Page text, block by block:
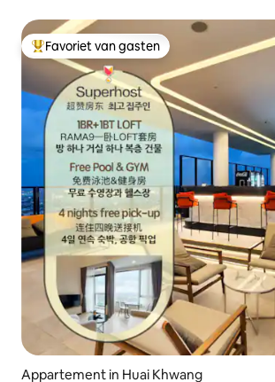
RCA/dichtbij nachtmarkt/dichtbij tonglor
Topfavoriet van gasten
Favoriet van gasten
Appartement in Huai Khwang